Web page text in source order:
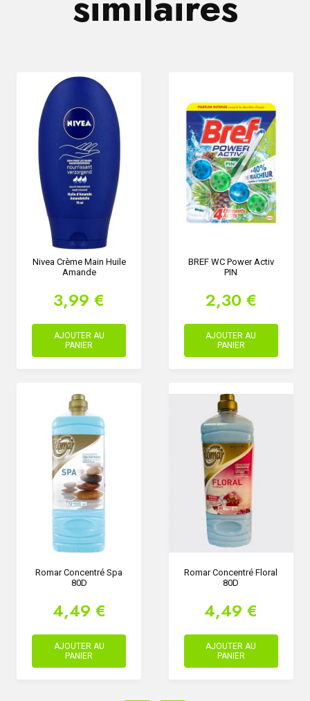
Nivea Crème Main Huile
Amande
3,99 €
AJOUTER AU
PANIER
BREF WC Power Activ
PIN
2,30 €
AJOUTER AU
PANIER
Romar Concentré Spa
80D
4,49 €
AJOUTER AU
PANIER
Romar Concentré Floral
80D
4,49 €
AJOUTER AU
PANIER